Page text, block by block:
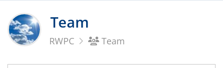
Team
RWPC Team